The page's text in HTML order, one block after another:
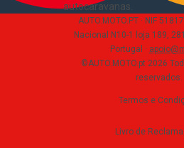
autocaravanas
AUTO.MOTO.PT · NIF
Nacional N10-1 loja 189,
Portugal ·
©AUTO.MOTO.pt 2026
reservados.
Termos e
Livro de